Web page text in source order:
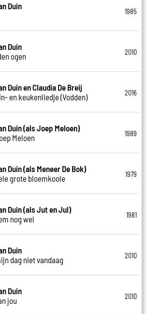
Duin
1985
Duin
ogen
2010
Duin en Claudia De Breij
en keukenliedje (Vodden)
2016
Duin (als Joep Meloen)
Meloen
1989
Duin (als Meneer De Bok)
grote bloemkoole
1979
Duin (als Jut en Jul)
nog wel
1981
Duin
dag niet vandaag
2010
Duin
jou
2010